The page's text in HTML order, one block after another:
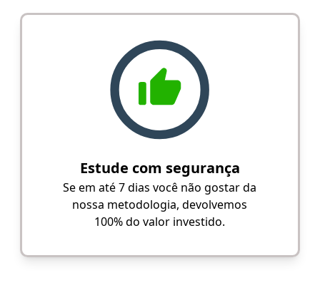
Estude com segurança
Se em até 7 dias você não gostar da
nossa metodologia, devolvemos
100% do valor investido.